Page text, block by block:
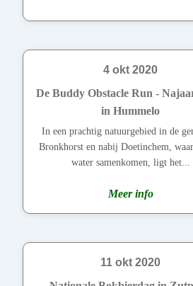
4 okt 2020
De Buddy Obstacle Run -
in Hummelo
In een prachtig natuurgebied in de
Bronkhorst en nabij Doetinchem,
water samenkomen, ligt het...
Meer info
11 okt 2020